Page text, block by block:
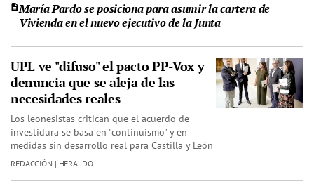
María Pardo se posiciona para asumir la cartera de
Vivienda en el nuevo ejecutivo de la Junta
UPL ve "difuso" el pacto PP-Vox y
denuncia que se aleja de las
necesidades reales
Los leonesistas critican que el acuerdo de
investidura se basa en "continuismo" y en
medidas sin desarrollo real para Castilla y León
REDACCIÓN | HERALDO